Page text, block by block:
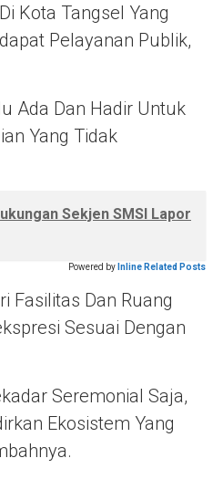
Kota Tangsel Yang
Pelayanan Publik,
Ada Dan Hadir Untuk
Yang Tidak
Sekjen SMSI Lapor
Powered by Inline Related Posts
Fasilitas Dan Ruang
Sesuai Dengan
Seremonial Saja,
Ekosistem Yang